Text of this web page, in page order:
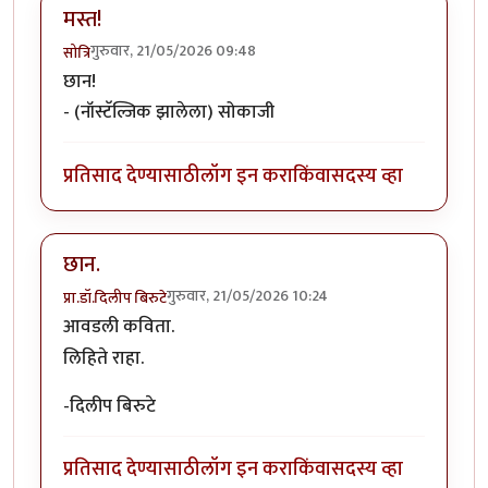
मस्त!
सोत्रिगुरुवार, 21/05/2026 09:48
छान!
- (नॉस्टॅल्जिक झालेला) सोकाजी
प्रतिसाद देण्यासाठीलॉग इन कराकिंवासदस्य व्हा
छान.
प्रा.डॉ.दिलीप बिरुटेगुरुवार, 21/05/2026 10:24
आवडली कविता.
लिहिते राहा.
-दिलीप बिरुटे
प्रतिसाद देण्यासाठीलॉग इन कराकिंवासदस्य व्हा